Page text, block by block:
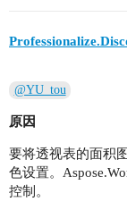
@YU_tou
原因
要将透视表的面积
色设置。
控制。